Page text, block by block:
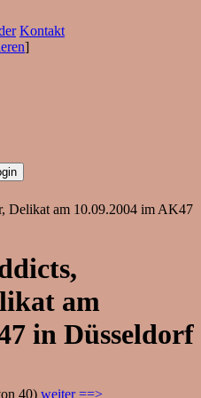
Kontakt
]
Delikat am 10.09.2004 im AK47
am
in Düsseldorf
40) weiter ==>